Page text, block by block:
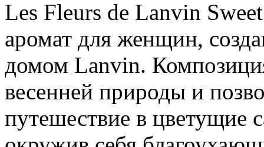
Les Fleurs de Lanvin
аромат для женщин,
домом Lanvin.
весенней природы и
путешествие в цветущие